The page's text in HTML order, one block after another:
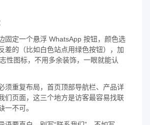
固定一个悬浮 WhatsApp 按钮，颜色选
差的（比如白色站点用绿色按钮），加
性图标，不用多余装饰，一眼就能认
须重复布局，首页顶部导航栏、产品详
们页面，这三个地方是访客最容易找联
一不可。